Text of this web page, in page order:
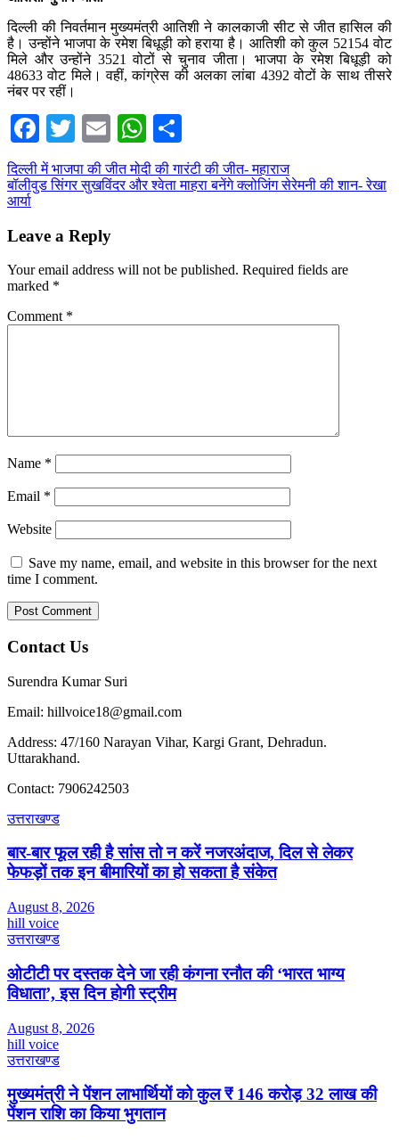
दिल्ली की निवर्तमान मुख्यमंत्री आतिशी ने कालकाजी सीट से जीत हासिल की
है। उन्होंने भाजपा के रमेश बिधूड़ी को हराया है। आतिशी को कुल 52154 वोट
मिले और उन्होंने 3521 वोटों से चुनाव जीता। भाजपा के रमेश बिधूड़ी को
48633 वोट मिले। वहीं, कांग्रेस की अलका लांबा 4392 वोटों के साथ तीसरे
नंबर पर रहीं।
Facebook
TwitterEmailWhatsApp
Post
navigation
दिल्ली में भाजपा की जीत मोदी की गारंटी की जीत- महाराज
बॉलीवुड सिंगर सुखविंदर और श्वेता माहरा बनेंगे क्लोजिंग सेरेमनी की शान- रेखा
आर्या
Leave a Reply
Your email address will not be published. Required fields are
marked *
Comment *
Name *
Email *
Website
Save my name, email, and website in this browser for the next
time I comment.
Contact Us
Surendra Kumar Suri
Email: hillvoice18@gmail.com
Address: 47/160 Narayan Vihar, Kargi Grant, Dehradun.
Uttarakhand.
Contact: 7906242503
उत्तराखण्ड
बार-बार फूल रही है सांस तो न करें नजरअंदाज, दिल से लेकर
फेफड़ों तक इन बीमारियों का हो सकता है संकेत
August 8, 2026
hill voice
उत्तराखण्ड
ओटीटी पर दस्तक देने जा रही कंगना रनौत की ‘भारत भाग्य
विधाता’, इस दिन होगी स्ट्रीम
August 8, 2026
hill voice
उत्तराखण्ड
मुख्यमंत्री ने पेंशन लाभार्थियों को कुल ₹ 146 करोड़ 32 लाख की
पेंशन राशि का किया भुगतान